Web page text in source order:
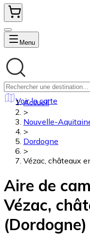
Menu
Voir la carte
Accueil
>
Nouvelle-
>
Dordogne
>
Vézac, châteaux
Aire de
Vézac,
(Dordogne)